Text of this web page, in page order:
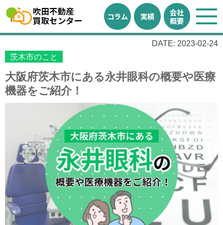
コラム 実績
会社
概要
DATE: 2023-02-24
茨木市のこと
大阪府茨木市にある永井眼科の概要や医療
機器をご紹介！